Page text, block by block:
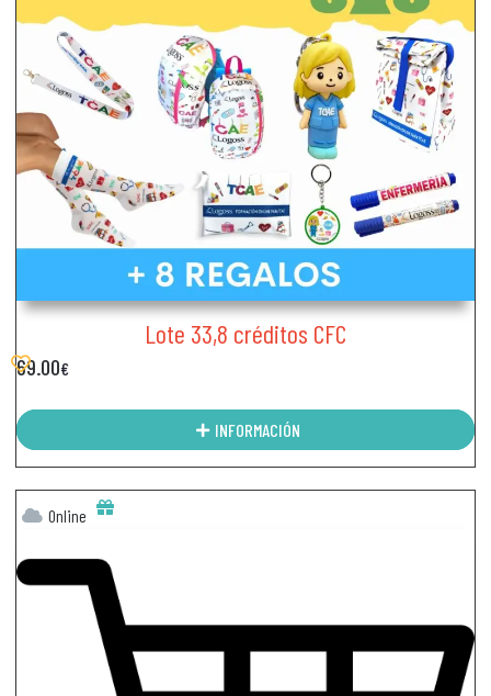
Lote 33,8 créditos CFC
69.00€
INFORMACIÓN
Online